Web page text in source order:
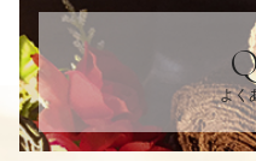
よく